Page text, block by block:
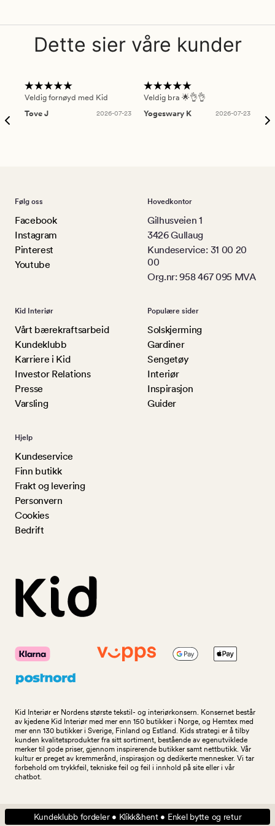
Dette sier våre kunder
Veldig fornøyd med Kid
Tove J
2026-07-23
Veldig bra 🌟👌👌
Yogeswary K
2026-07-23
Følg oss
Facebook
Instagram
Pinterest
Youtube
Hovedkontor
Gilhusveien 1
3426 Gullaug
Kundeservice: 31 00 20
00
Org.nr: 958 467 095 MVA
Kid Interiør
Vårt bærekraftsarbeid
Kundeklubb
Karriere i Kid
Investor Relations
Presse
Varsling
Populære sider
Solskjerming
Gardiner
Sengetøy
Interiør
Inspirasjon
Guider
Hjelp
Kundeservice
Finn butikk
Frakt og levering
Personvern
Cookies
Bedrift
Kid Interiør er Nordens største tekstil- og interiørkonsern. Konsernet består
av kjedene Kid Interiør med mer enn 150 butikker i Norge, og Hemtex med
mer enn 130 butikker i Sverige, Finland og Estland. Kids strategi er å tilby
kunden kvalitetsprodukter fra sitt sortiment, bestående av egenutviklede
merker til gode priser, gjennom inspirerende butikker samt nettbutikk. Vår
kultur er preget av kremmerånd, inspirasjon og dedikerte mennesker. Vi tar
forbehold om trykkfeil, tekniske feil og feil i innhold på site eller i vår
chatbot.
Kundeklubb fordeler • Klikk&hent • Enkel bytte og retur